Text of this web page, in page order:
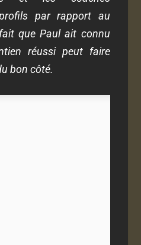
par rapport au
que Paul ait connu
réussi peut faire
bon côté.